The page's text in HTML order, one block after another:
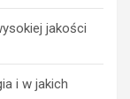
jakości
i w jakich